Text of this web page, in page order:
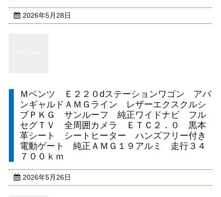
2026年5月28日
Ｍベンツ Ｅ２２０dステーションワゴン アバ
ンギャルドＡＭＧライン レザーエクスクルシ
ブＰＫＧ サンルーフ 純正ワイドナビ フル
セグＴＶ 全周囲カメラ ＥＴＣ２．０ 黒本
革シート シートヒーター ハンズフリー付き
電動ゲート 純正ＡＭＧ１９アルミ 走行３４
７００ｋｍ
2026年5月26日